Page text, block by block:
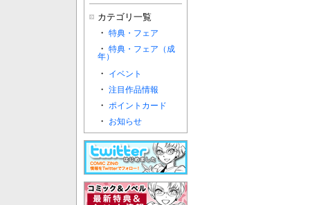
カテゴリ一覧
・ 特典・フェア
・ 特典・フェア（成
年）
・
イベント
・ 注目作品情報
・ ポイントカード
・ お知らせ